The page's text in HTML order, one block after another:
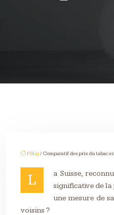
/Blog/ Comparatif des prix du tabac
L
a Suisse,
significative de la
une mesure de
voisins ?